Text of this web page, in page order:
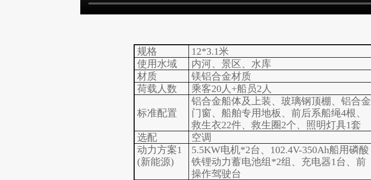
规格 12*3.1米
使用水域
内河、景区、水库
材质
镁铝合金材质
荷载人数
乘客20人+船员2人
标准配置
铝合金船体及上装、玻璃钢顶棚、铝合金
门窗、船舶专用地板、前后系船绳4根、
救生衣22件、救生圈2个、照明灯具1套
选配
空调
动力方案1
(新能源)
5.5KW电机*2台、102.4V-350Ah船用磷酸
铁锂动力蓄电池组*2组 、充电器1台、前
操作驾驶台